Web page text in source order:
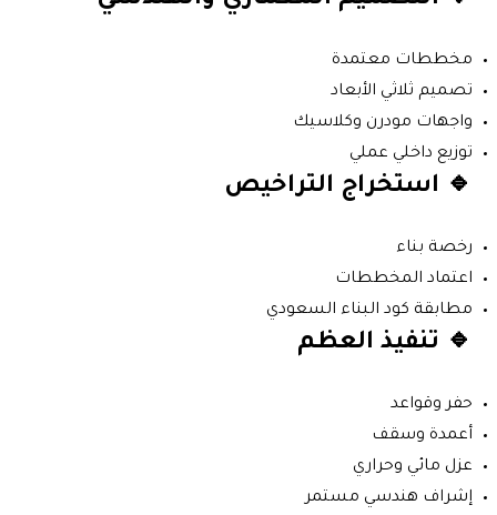
مخططات معتمدة
تصميم ثلاثي الأبعاد
واجهات مودرن وكلاسيك
توزيع داخلي عملي
🔹 استخراج التراخيص
رخصة بناء
اعتماد المخططات
مطابقة كود البناء السعودي
🔹 تنفيذ العظم
حفر وقواعد
أعمدة وسقف
عزل مائي وحراري
إشراف هندسي مستمر